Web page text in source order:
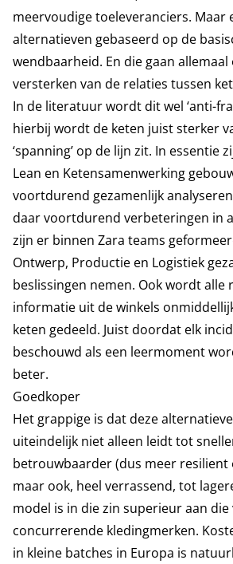
meervoudige toeleveranciers. Maar
alternatieven gebaseerd op de
wendbaarheid. En die gaan
versterken van de relaties tussen
In de literatuur wordt dit wel ‘anti-
hierbij wordt de keten juist sterker
‘spanning’ op de lijn zit. In essentie
Lean en Ketensamenwerking
voortdurend gezamenlijk
daar voortdurend verbeteringen in
zijn er binnen Zara teams
Ontwerp, Productie en Logistiek
beslissingen nemen. Ook wordt alle
informatie uit de winkels
keten gedeeld. Juist doordat elk
beschouwd als een leermoment
beter.
Goedkoper
Het grappige is dat deze
uiteindelijk niet alleen leidt tot
betrouwbaarder (dus meer resilient
maar ook, heel verrassend, tot
model is in die zin superieur aan die
concurrerende kledingmerken.
in kleine batches in Europa is